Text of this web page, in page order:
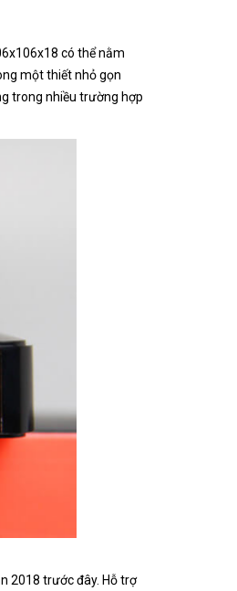
có thể nằm
một thiết nhỏ gọn
trong nhiều trường hợp
2018 trước đây. Hỗ trợ